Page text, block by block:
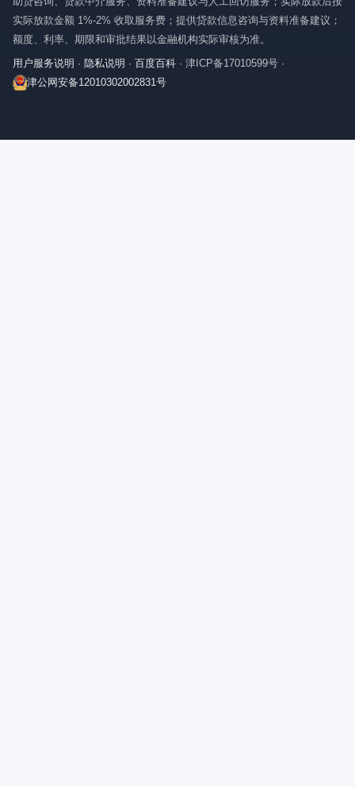
实际放款金额 1%-2% 收取服务费；提供贷款信息咨询与资料准备建议；
额度、利率、期限和审批结果以金融机构实际审核为准。
用户服务说明 · 隐私说明 · 百度百科 · 津ICP备17010599号 ·
津公网安备12010302002831号